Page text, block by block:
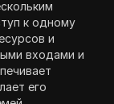
к одному
и
входами и
его